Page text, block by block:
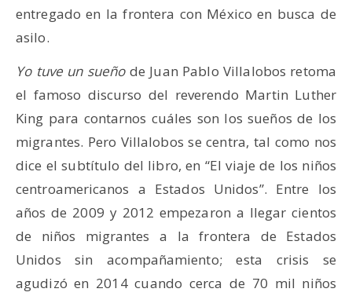
entregado en la frontera con México en busca de
asilo.
Yo tuve un sueñode Juan Pablo Villalobos retoma
el famoso discurso del reverendo Martin Luther
King para contarnos cuáles son los sueños de los
migrantes. Pero Villalobos se centra, tal como nos
dice el subtítulo del libro, en “El viaje de los niños
centroamericanos a Estados Unidos”. Entre los
años de 2009 y 2012 empezaron a llegar cientos
de niños migrantes a la frontera de Estados
Unidos sin acompañamiento; esta crisis se
agudizó en 2014 cuando cerca de 70 mil niños